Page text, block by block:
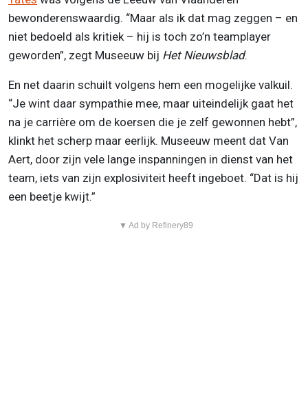
bewonderenswaardig. “Maar als ik dat mag zeggen – en
niet bedoeld als kritiek – hij is toch zo’n teamplayer
geworden”, zegt Museeuw bij Het Nieuwsblad.
En net daarin schuilt volgens hem een mogelijke valkuil.
“Je wint daar sympathie mee, maar uiteindelijk gaat het
na je carrière om de koersen die je zelf gewonnen hebt”,
klinkt het scherp maar eerlijk. Museeuw meent dat Van
Aert, door zijn vele lange inspanningen in dienst van het
team, iets van zijn explosiviteit heeft ingeboet. “Dat is hij
een beetje kwijt.”
▼ Ad by Refinery89